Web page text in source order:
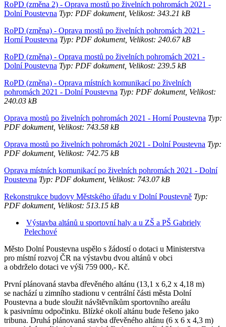
RoPD (změna 2) - Oprava mostů po živelních pohromách 2021 -
Dolní Poustevna Typ: PDF dokument, Velikost: 343.21 kB
RoPD (změna) - Oprava mostů po živelních pohromách 2021 -
Horní Poustevna Typ: PDF dokument, Velikost: 240.67 kB
RoPD (změna) - Oprava mostů po živelních pohromách 2021 -
Dolní Poustevna Typ: PDF dokument, Velikost: 239.5 kB
RoPD (změna) - Oprava místních komunikací po živelních
pohromách 2021 - Dolní Poustevna Typ: PDF dokument, Velikost:
240.03 kB
Oprava mostů po živelních pohromách 2021 - Horní Poustevna Typ:
PDF dokument, Velikost: 743.58 kB
Oprava mostů po živelních pohromách 2021 - Dolní Poustevna Typ:
PDF dokument, Velikost: 742.75 kB
Oprava místních komunikací po živelních pohromách 2021 - Dolní
Poustevna Typ: PDF dokument, Velikost: 743.07 kB
Rekonstrukce budovy Městského úřadu v Dolní Poustevně Typ:
PDF dokument, Velikost: 513.15 kB
Výstavba altánů u sportovní haly a u ZŠ a PŠ Gabriely
Pelechové
Město Dolní Poustevna uspělo s žádostí o dotaci u Ministerstva
pro místní rozvoj ČR na výstavbu dvou altánů v obci
a obdrželo dotaci ve výši 759 000,- Kč.
První plánovaná stavba dřevěného altánu (13,1 x 6,2 x 4,18 m)
se nachází u zimního stadionu v centrální části města Dolní
Poustevna a bude sloužit návštěvníkům sportovního areálu
k pasivnímu odpočinku. Blízké okolí altánu bude řešeno jako
tribuna. Druhá plánovaná stavba dřevěného altánu (6 x 6 x 4,3 m)